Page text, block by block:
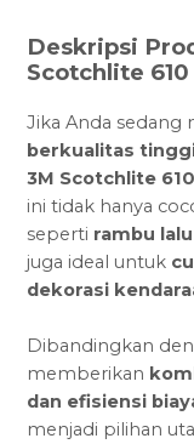
Deskripsi
Scotchlite
Jika Anda sedang
berkualitas
3M Scotchlite
ini tidak hanya
seperti rambu
juga ideal untuk
dekorasi
Dibandingkan
memberikan
dan efisiensi
menjadi pilihan